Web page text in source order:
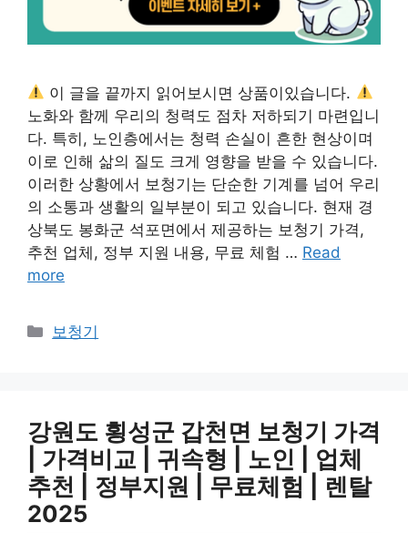
이 글을 끝까지 읽어보시면 상품이있습니다.
노화와 함께 우리의 청력도 점차 저하되기 마련입니
다. 특히, 노인층에서는 청력 손실이 흔한 현상이며
이로 인해 삶의 질도 크게 영향을 받을 수 있습니다.
이러한 상황에서 보청기는 단순한 기계를 넘어 우리
의 소통과 생활의 일부분이 되고 있습니다. 현재 경
상북도 봉화군 석포면에서 제공하는 보청기 가격,
추천 업체, 정부 지원 내용, 무료 체험 … Read
more
Categories
보청기
강원도 횡성군 갑천면 보청기 가격
| 가격비교 | 귀속형 | 노인 | 업체
추천 | 정부지원 | 무료체험 | 렌탈
2025